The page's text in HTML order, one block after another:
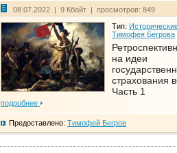
08.07.2022 | 9 Кбайт | просмотров: 849
Тип:
Тимофея Бегрова
на идеи
страхования
Часть 1
подробнее
Предоставлено: Тимофей Бегров